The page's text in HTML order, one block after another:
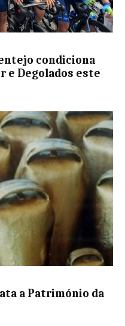
condiciona
e Degolados este
a Património da